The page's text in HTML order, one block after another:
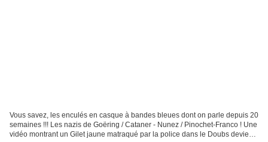
Vous savez, les enculés en casque à bandes bleues dont on parle depuis 20
semaines !!! Les nazis de Goëring / Cataner - Nunez / Pinochet-Franco ! Une
vidéo montrant un Gilet jaune matraqué par la police dans le Doubs devient